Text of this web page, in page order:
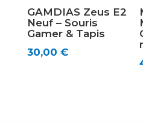
GAMDIAS Zeus E2
Neuf – Souris
Gamer & Tapis
30,00 €